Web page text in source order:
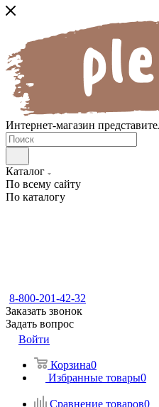
Интернет-магазин
Каталог
По всему сайту
По каталогу
8-800-201-42-32
Заказать звонок
Задать вопрос
Войти
Корзина0
Избранные товары0
Сравнение товаров0